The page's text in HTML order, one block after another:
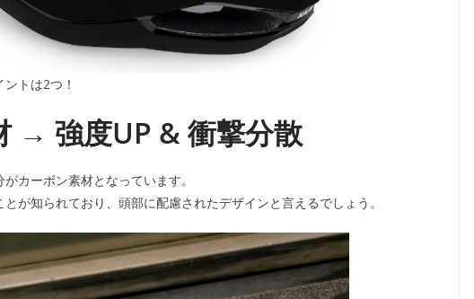
トは2つ！
→ 強度UP & 衝撃分散
カーボン素材となっています。
が知られており、頭部に配慮されたデザインと言えるでしょう。